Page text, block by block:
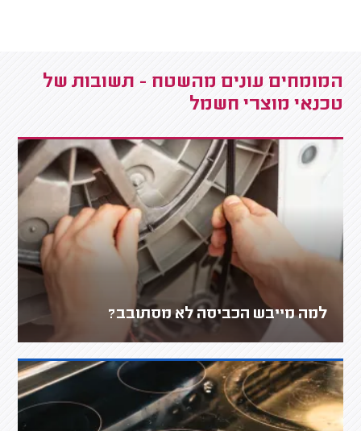
המומחים עונים מהשטח - תשובות של
טכנאי מוצרי חשמל
למה מייבש הכביסה לא מסתובב?